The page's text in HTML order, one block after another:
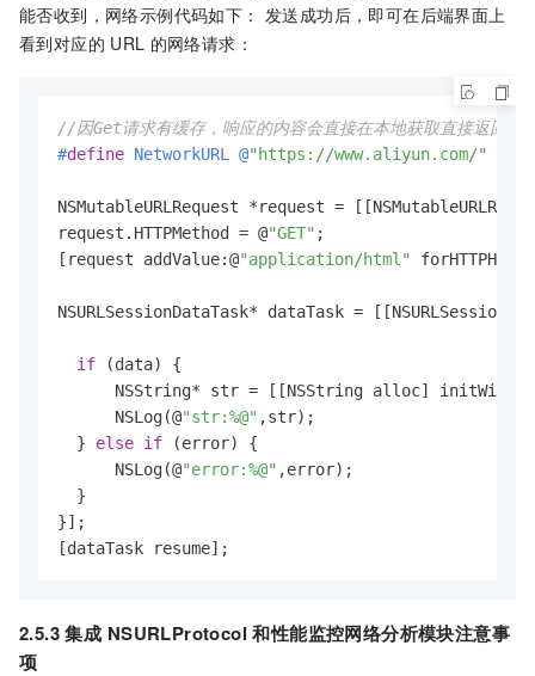
能否收到，网络示例代码如下： 发送成功后，即可在后端界面上
看到对应的 URL 的网络请求：
//因Get请求有缓存，响应的内容会直接在本地获取直接返回
#define NetworkURL @"https://www.aliyun.com/"
NSMutableURLRequest *request =
request.HTTPMethod = @"GET" ;
[request addValue:@"application/html"
NSURLSessionDataTask* dataTask =
if (data) {
NSString* str = [[NSString alloc]
      NSLog(@
"str:%@" ,str);
  }
else if (error) {
      NSLog(@
"error:%@" ,error);
  }
}];
[dataTask resume];
2.5.3 集成 NSURLProtocol 和性能监控网络分析模块注意事
项